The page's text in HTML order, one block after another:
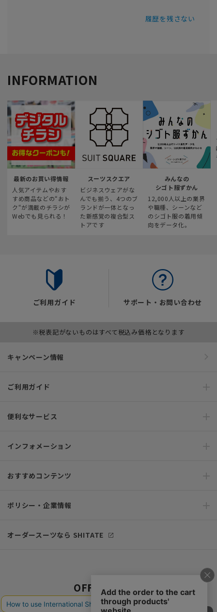
履歴を残さない
INFORMATION
最新のお買い得情報
人気アイテムやおす
すめ商品などの“おト
ク“が満載のチラシが
Webでも見られる！
スーツスクエア
ビジネスウェアがな
んでも揃う、4つのブ
ランドが一体となっ
た新感覚の複合型ス
トアです
みんなの
シゴト服ずかん
12,000人以上の業界
や職種、シーンなど
のシゴト服の着用傾
向をデータ化。
ご利用ガイド サポート・お問い合わせ
※税表記がないものはすべて税込み価格となります
キャンペーン情報
ご利用ガイド
便利なサービス
インフォメーション
おすすめコンテンツ
ポリシー・企業情報
オーダースーツなら SHITATE
OFFICIAL SNS